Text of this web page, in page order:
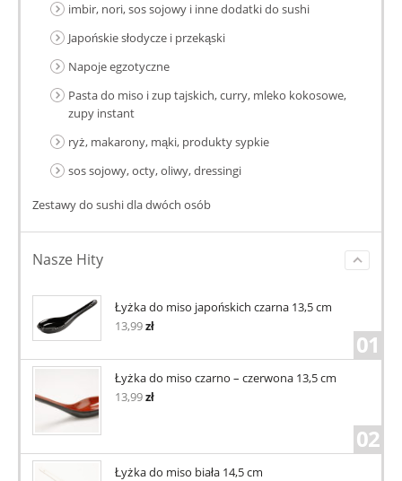
imbir, nori, sos sojowy i inne dodatki do sushi
Japońskie słodycze i przekąski
Napoje egzotyczne
Pasta do miso i zup tajskich, curry, mleko kokosowe,
zupy instant
ryż, makarony, mąki, produkty sypkie
sos sojowy, octy, oliwy, dressingi
Zestawy do sushi dla dwóch osób
Nasze Hity
Łyżka do miso japońskich czarna 13,5 cm
13,99zł
01
Łyżka do miso czarno – czerwona 13,5 cm
13,99zł
02
Łyżka do miso biała 14,5 cm